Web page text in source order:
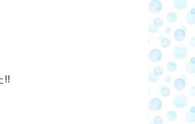
!!